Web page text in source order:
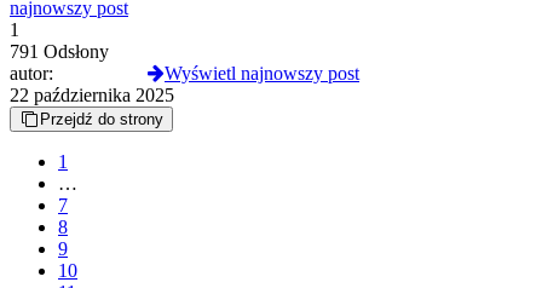
najnowszy post
1
791 Odsłony
autor:
Wyświetl najnowszy post
22 października 2025
Przejdź do strony
1
…
7
8
9
10